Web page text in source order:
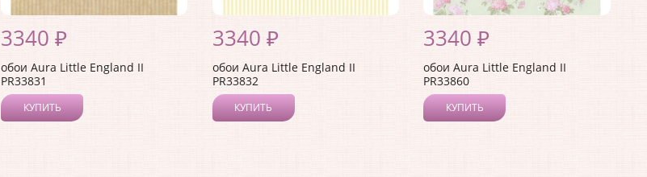
3340 ₽
обои Aura Little England II
PR33831
КУПИТЬ
3340 ₽
обои Aura Little England II
PR33832
КУПИТЬ
3340 ₽
обои Aura Little England II
PR33860
КУПИТЬ